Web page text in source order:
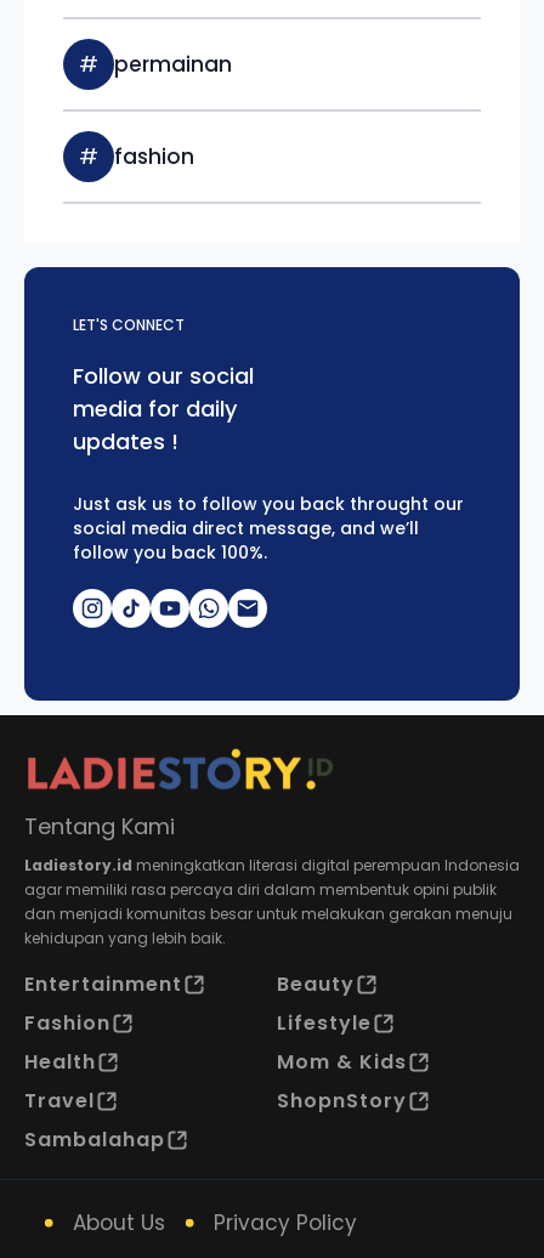
# permainan
# fashion
LET'S CONNECT
Follow our social
media for daily
updates !
Just ask us to follow you back throught our
social media direct message, and we’ll
follow you back 100%.
Tentang Kami
Ladiestory.id meningkatkan literasi digital perempuan Indonesia
agar memiliki rasa percaya diri dalam membentuk opini publik
dan menjadi komunitas besar untuk melakukan gerakan menuju
kehidupan yang lebih baik.
Entertainment
Beauty
Fashion
Lifestyle
Health
Mom & Kids
Travel
ShopnStory
Sambalahap
About Us
Privacy Policy